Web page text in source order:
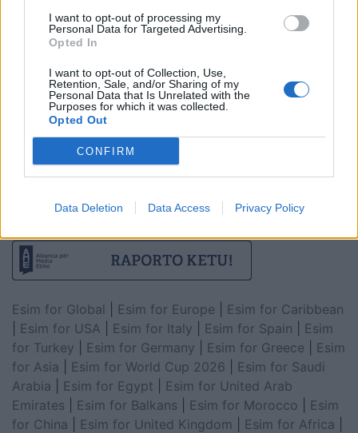
I want to opt-out of processing my
Personal Data for Targeted Advertising.
Opted In
I want to opt-out of Collection, Use,
Retention, Sale, and/or Sharing of my
Personal Data that Is Unrelated with the
Purposes for which it was collected.
Opted Out
CONFIRM
Data Deletion Data Access Privacy Policy
Esim for Global Esim for Europe
Esim for Caribbean
Esim for USA Esim for Italy Esim for Spain
Esim
for Turkey
Esim for Germany Esim for Greece
Esim
for Asia
Esim for World Cup 2026
Esim for Saudi
Arabia
Esim for Egypt
Esim for United Arab
Emirates
Esim for Balkans Esim for Morocco
Esim
for China
Esim for United Kingdom Esim for Africa